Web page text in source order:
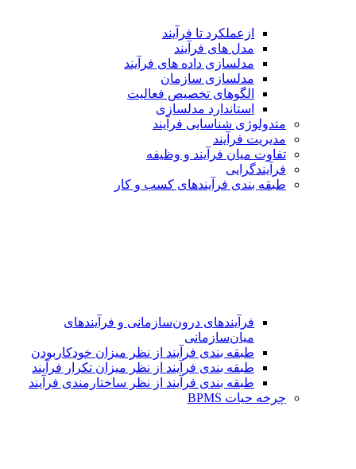
ازعملکرد تا فرآیند
مدل های فرآیند
مدلسازی داده های فرآیند
مدلسازی سازمان
الگوهای تخصیص فعالیت
استاندارد مدلسازی
متدولوژی شناسایی فرآیند
مدیریت فرآیند
تفاوت میان فرآیند و وظیفه
فرآیندگرایی
طبقه بندی فرآیندهای كسب و كار
فرآیندهای درون‌سازمانی و فرآیندهای
میان‌سازمانی
طبقه بندی فرآیند از نظر میزان خودکاربودن
طبقه بندی فرآیند از نظر میزان تکرار فرآیند
طبقه بندی فرآیند از نظر ساختارمندی فرآیند
چرخه حیات BPMS